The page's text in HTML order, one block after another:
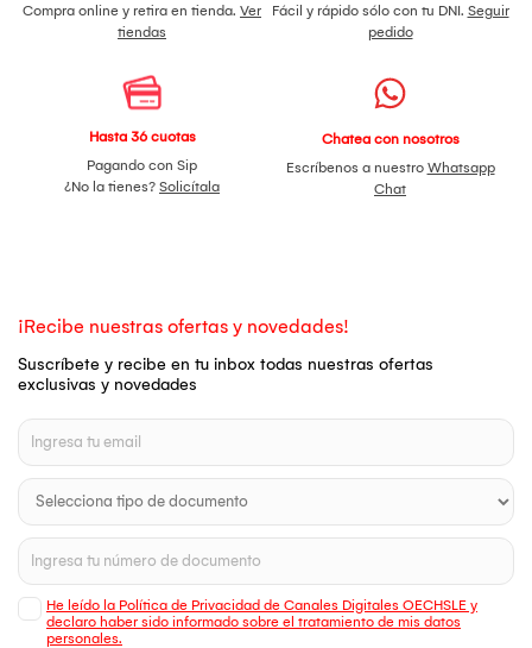
Compra online y retira en tienda. Ver
tiendas
Fácil y rápido sólo con tu DNI. Seguir
pedido
Hasta 36 cuotas
Pagando con Sip
¿No la tienes? Solicítala
Chatea con nosotros
Escríbenos a nuestro Whatsapp
Chat
¡Recibe nuestras ofertas y novedades!
Suscríbete y recibe en tu inbox todas nuestras ofertas
exclusivas y novedades
He leído la Política de Privacidad de Canales Digitales OECHSLE y
declaro haber sido informado sobre el tratamiento de mis datos
personales.